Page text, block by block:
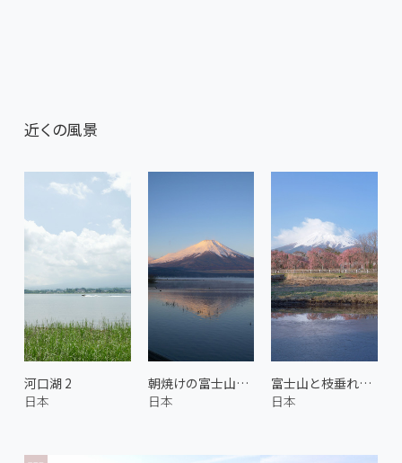
近くの風景
河口湖 2
日本
朝焼けの富士山と山中湖 1
日本
富士山と枝垂れ桜 1
日本